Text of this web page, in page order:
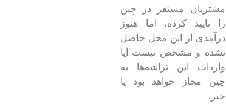
مشتریان مستقر در چین
را تایید کرده، اما هنوز
درآمدی از این محل حاصل
نشده و مشخص نیست آیا
واردات این تراشه‌ها به
چین مجاز خواهد بود یا
خیر.